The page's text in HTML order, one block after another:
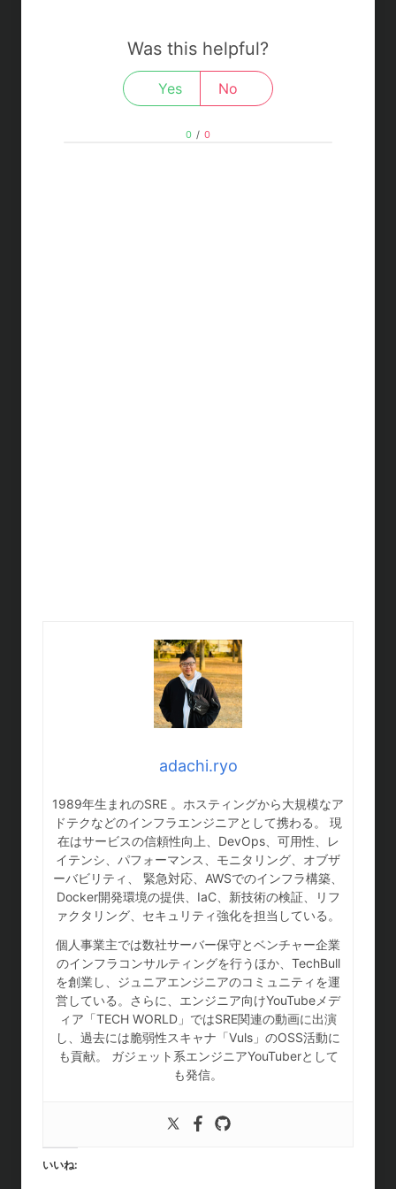
Was this helpful?
Yes No
0 / 0
adachi.ryo
1989年生まれのSRE 。ホスティングから大規模なア
ドテクなどのインフラエンジニアとして携わる。 現
在はサービスの信頼性向上、DevOps、可用性、レ
イテンシ、パフォーマンス、モニタリング、オブザ
ーバビリティ、 緊急対応、AWSでのインフラ構築、
Docker開発環境の提供、IaC、新技術の検証、リフ
ァクタリング、セキュリティ強化を担当している。
個人事業主では数社サーバー保守とベンチャー企業
のインフラコンサルティングを行うほか、TechBull
を創業し、ジュニアエンジニアのコミュニティを運
営している。さらに、エンジニア向けYouTubeメデ
ィア「TECH WORLD」ではSRE関連の動画に出演
し、過去には脆弱性スキャナ「Vuls」のOSS活動に
も貢献。 ガジェット系エンジニアYouTuberとして
も発信。
いいね: